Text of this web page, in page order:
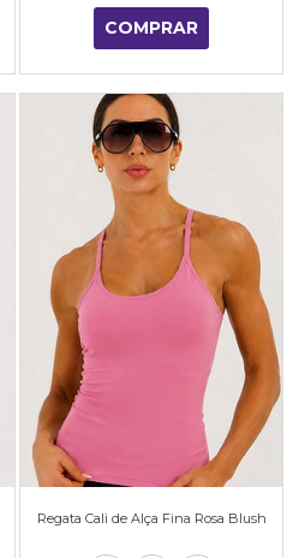
COMPRAR
Regata Cali de Alça Fina Rosa Blush